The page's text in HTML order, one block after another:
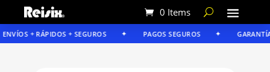
0 Items
+ RÁPIDOS + SEGUROS PAGOS SEGUROS GARANTÍA